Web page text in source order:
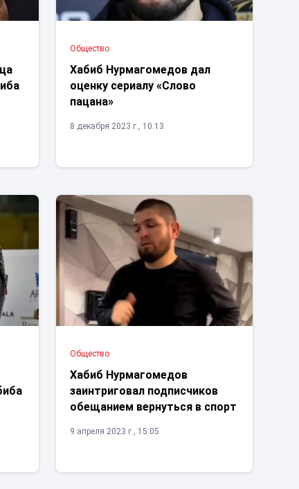
Общество
Хабиб Нурмагомедов дал
оценку сериалу «Слово
пацана»
8 декабря 2023 г., 10:13
Общество
Хабиб Нурмагомедов
заинтриговал подписчиков
обещанием вернуться в спорт
9 апреля 2023 г., 15:05